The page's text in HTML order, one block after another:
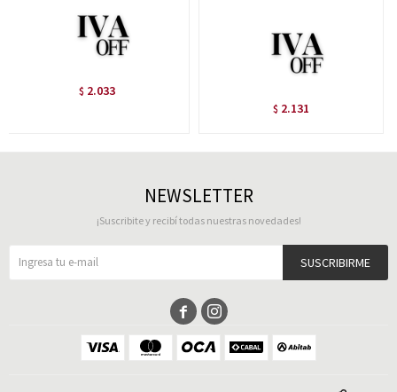
$ 2.033
$ 2.131
NEWSLETTER
¡Suscribite y recibí todas nuestras novedades!
SUSCRIBIRME
 